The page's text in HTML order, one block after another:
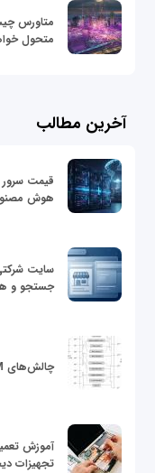
متاورس
متحول
آخرین مطالب
هوش
سایت
جستجو و
چالش‌های RAM در Workloadهای محاسباتی HPC
آموزش
تجهیزات